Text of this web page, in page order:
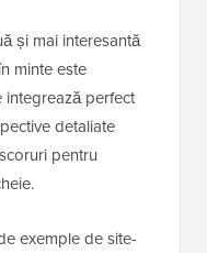
și mai interesantă
minte este
integrează perfect
detaliate
pentru
exemple de site-